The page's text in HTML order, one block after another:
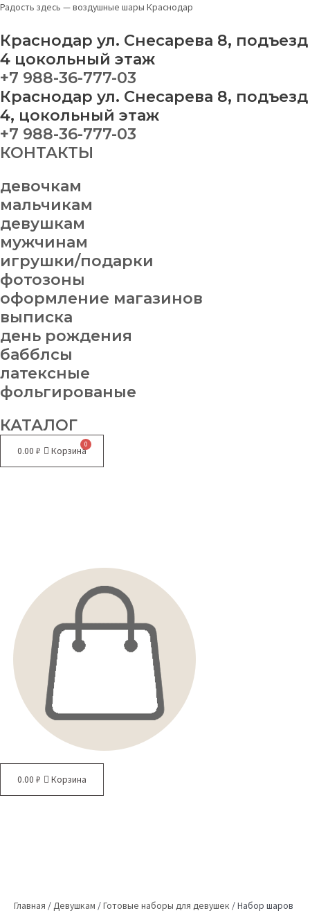
Перейти
содержимому
Радость здесь — воздушные шары Краснодар
Краснодар ул. Снесарева 8, подъезд
4 цокольный этаж
+7 988-36-777-03
Краснодар ул. Снесарева 8, подъезд
4, цокольный этаж
+7 988-36-777-03
КОНТАКТЫ
девочкам
мальчикам
девушкам
мужчинам
игрушки/подарки
фотозоны
оформление магазинов
выписка
день рождения
бабблсы
латексные
фольгированые
КАТАЛОГ
0.00 ₽ Корзина
0.00 ₽ Корзина
Главная /Девушкам /Готовые наборы для девушек /Набор шаров
Набор
№
286
quantity